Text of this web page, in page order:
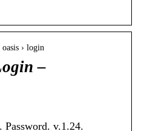
› login
–
v.1.24.